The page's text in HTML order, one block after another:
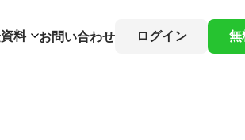
資料 お問い合わせ ログイン 無